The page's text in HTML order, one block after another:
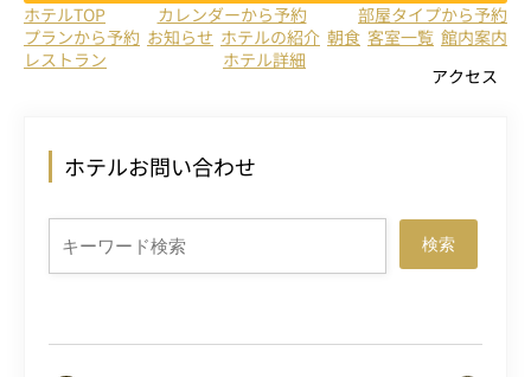
ホテルTOP カレンダーから予約
部屋タイプから予約
プランから予約 お知らせ ホテルの紹介 朝食 客室一覧 館内案内
レストラン
ホテル詳細
アクセス
ホテルお問い合わせ
検索